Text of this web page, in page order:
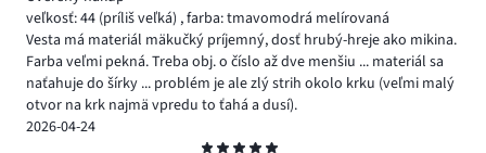
veľkosť: 44 (príliš veľká) ,farba: tmavomodrá melírovaná
Vesta má materiál mäkučký príjemný, dosť hrubý-hreje ako mikina.
Farba veľmi pekná. Treba obj. o číslo až dve menšiu ... materiál sa
naťahuje do šírky ... problém je ale zlý strih okolo krku (veľmi malý
otvor na krk najmä vpredu to ťahá a dusí).
2026-04-24